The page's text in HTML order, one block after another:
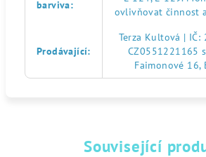
barviva:
ovlivňovat činnost
Prodávající:
Terza Kultová | IČ:
CZ0551221165
Faimonové 16,
Související